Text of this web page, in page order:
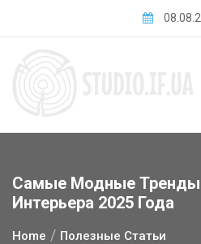
Самые Модные Тренды
Интерьера 2025 Года
Home Полезные Статьи